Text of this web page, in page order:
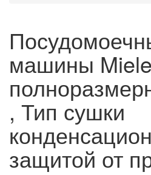
машины
, Тип сушки
защитой от